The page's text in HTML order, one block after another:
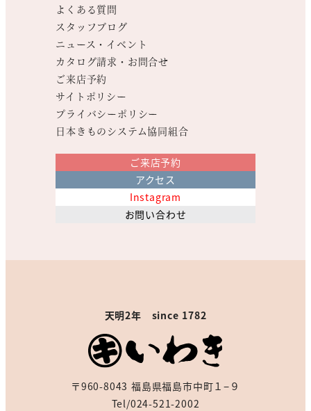
よくある質問
スタッフブログ
ニュース・イベント
カタログ請求・お問合せ
ご来店予約
サイトポリシー
プライバシーポリシー
日本きものシステム協同組合
ご来店予約
アクセス
Instagram
お問い合わせ
天明2年 since 1782
〒960-8043 福島県福島市中町１−９
Tel/024-521-2002